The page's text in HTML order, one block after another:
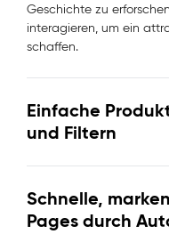
Geschichte zu
interagieren, um ein
schaffen.
Einfache
und Filtern
Schnelle,
Pages durch